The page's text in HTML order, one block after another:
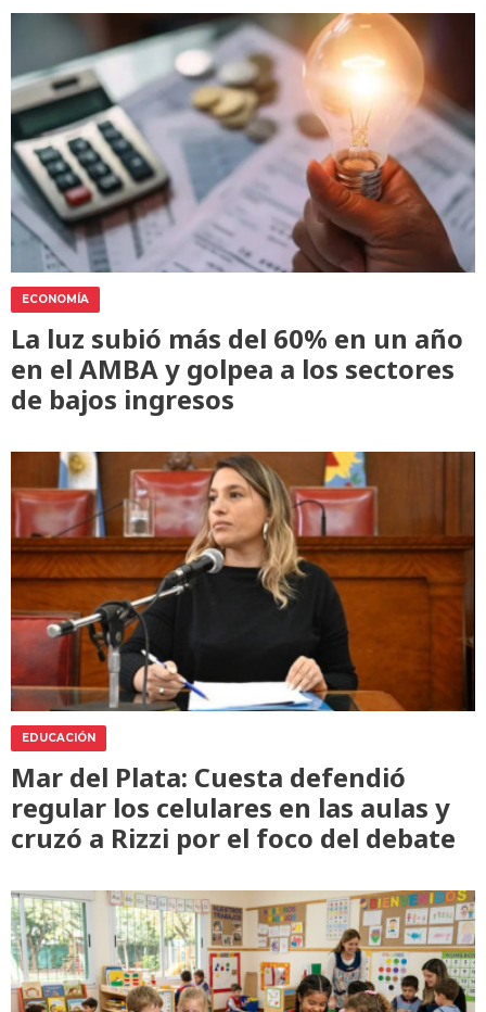
ECONOMÍA
La luz subió más del 60% en un año
en el AMBA y golpea a los sectores
de bajos ingresos
EDUCACIÓN
Mar del Plata: Cuesta defendió
regular los celulares en las aulas y
cruzó a Rizzi por el foco del debate